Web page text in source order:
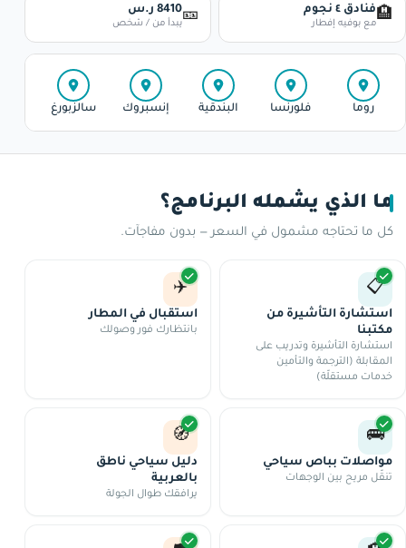
🏨فنادق ٤ نجوم
مع بوفيه إفطار 🎫8410 ر.س
يبدأ من / شخص
روما فلورنسا البندقية إنسبروك سالزبورغ
ما الذي يشمله البرنامج؟
كل ما تحتاجه مشمول في السعر — بدون مفاجآت.
📋
استشارة التأشيرة من
مكتبنا
استشارة التأشيرة وتدريب على
المقابلة (الترجمة والتأمين
خدمات مستقلّة)
✈️
استقبال في المطار
بانتظارك فور وصولك
🚌
مواصلات بباص سياحي
تنقّل مريح بين الوجهات
🧭
دليل سياحي ناطق
بالعربية
يرافقك طوال الجولة